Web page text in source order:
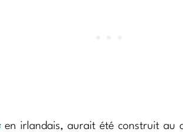
en irlandais, aurait été construit au